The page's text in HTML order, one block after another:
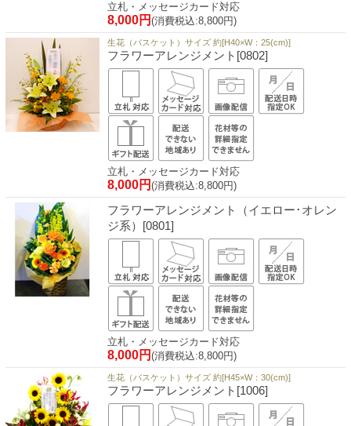
立札・メッセージカード対応
8,000円 (消費税込:8,800円)
生花（バスケット）サイズ 約[H40×W：25(cm)]
フラワーアレンジメント[0802]
立札・メッセージカード対応
8,000円 (消費税込:8,800円)
フラワーアレンジメント（イエロー･オレン
ジ系）[0801]
立札・メッセージカード対応
8,000円 (消費税込:8,800円)
生花（バスケット）サイズ 約[H45×W：30(cm)]
フラワーアレンジメント[1006]